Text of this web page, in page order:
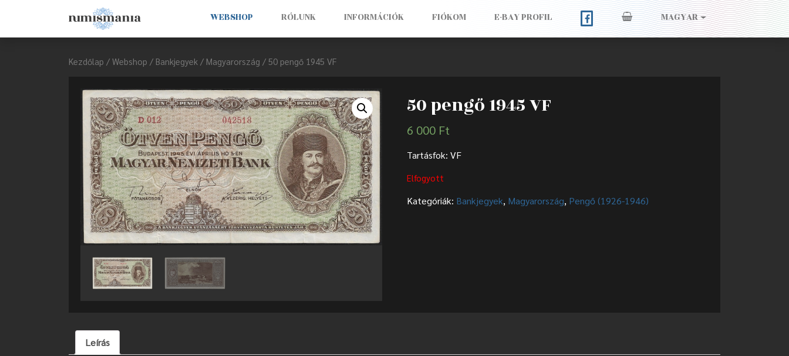
WEBSHOP RÓLUNK INFORMÁCIÓK FIÓKOM E-BAY PROFIL MAGYAR
Kezdőlap / Webshop / Bankjegyek / Magyarország / 50 pengő 1945 VF
50 pengő 1945 VF
6 000 Ft
Tartásfok: VF
Elfogyott
Kategóriák: Bankjegyek, Magyarország, Pengő (1926-1946)
Leírás